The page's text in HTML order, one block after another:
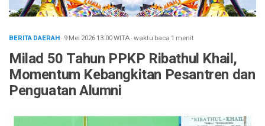
BERITA DAERAH· 9 Mei 202613:00WITA·waktu baca 1 menit
Milad 50 Tahun PPKP Ribathul Khail,
Momentum Kebangkitan Pesantren dan
Penguatan Alumni